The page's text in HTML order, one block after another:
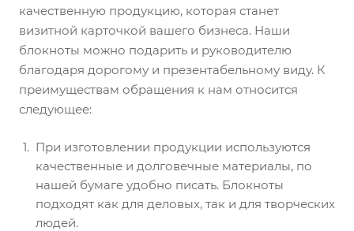
качественную продукцию, которая станет
визитной карточкой вашего бизнеса. Наши
блокноты можно подарить и руководителю
благодаря дорогому и презентабельному виду. К
преимуществам обращения к нам относится
следующее:
При изготовлении продукции используются
качественные и долговечные материалы, по
нашей бумаге удобно писать. Блокноты
подходят как для деловых, так и для творческих
людей.